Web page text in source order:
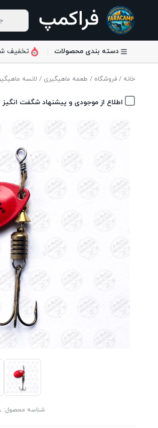
دسته بندی محصولات تخفیف
خانه /فروشگاه / طعمه ماهیگیری / لانسه
اطلاع از موجودی و پیشنهاد شگفت
شناسه محصول: